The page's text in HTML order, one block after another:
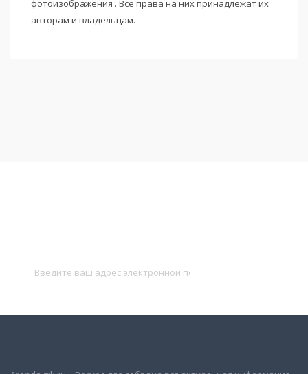
фотоизображения . Все права на них принадлежат их
авторам и владельцам.